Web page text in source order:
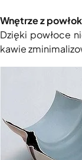
Wnętrze z
Dzięki powłoce
kawie